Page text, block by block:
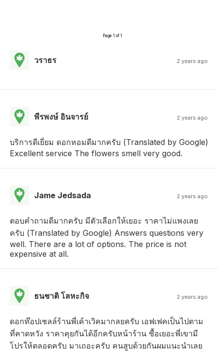
Page 1 of 1
วราธร 2 years ago
พีรพงษ์ อินจารย์ 2 years ago
บริการดีเยี่ยม ดอกหอมดีมากครับ (Translated by Google)
Excellent service The flowers smell very good.
Jame Jedsada 2 years ago
ตอบคำถามดีมากครับ มีตัวเลือกให้เยอะ ราคาไม่แพงเลย
ครับ (Translated by Google) Answers questions very
well. There are a lot of options. The price is not
expensive at all.
ธนชาติ โลหะกิจ 2 years ago
ดอกท๊อปเชลล์ร้านพี่เค้าเวิคมากลยครับ เอฟเฟคเป็นไปตาม
ที่คาดหวัง ราคาคุยกันได้อีกครับหน้าร้าน ซื้อเยอะพี่เขามี
โปรให้ตลอดครับ มาเถอะครับ คนสูบด้วยกันผมแนะนำเลย